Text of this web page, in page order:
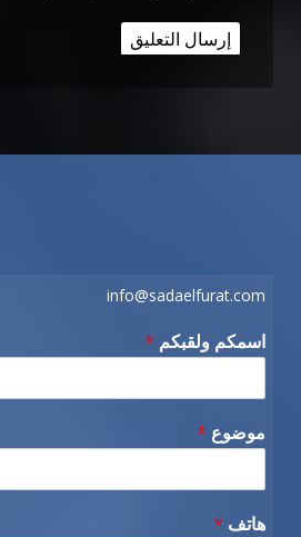
info@sadaelfurat.com
اسمكم ولقبكم *
موضوع *
هاتف *